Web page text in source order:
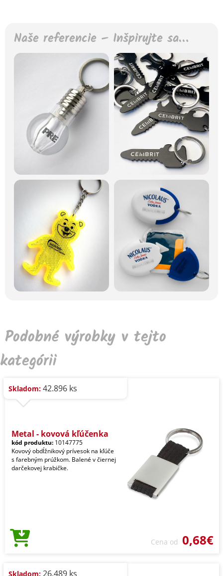
Naše referencie – Inšpirujte sa…
Podobné výrobky v tejto
kategórii
Skladom: 42.896 ks
Metal - kovová kľúčenka
kód produktu: 10147775
Kovový obdĺžnikový prívesok na kľúče
s farebným prúžkom. Balené v čiernej
darčekovej krabičke.
Cena od 0,68€
Skladom: 26.489 ks